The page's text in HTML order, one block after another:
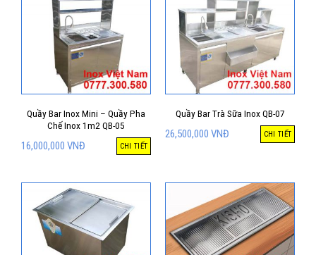
Quầy Bar Inox Mini – Quầy Pha
Chế Inox 1m2 QB-05
16,000,000 VNĐ CHI TIẾT
Quầy Bar Trà Sữa Inox QB-07
26,500,000 VNĐ CHI TIẾT